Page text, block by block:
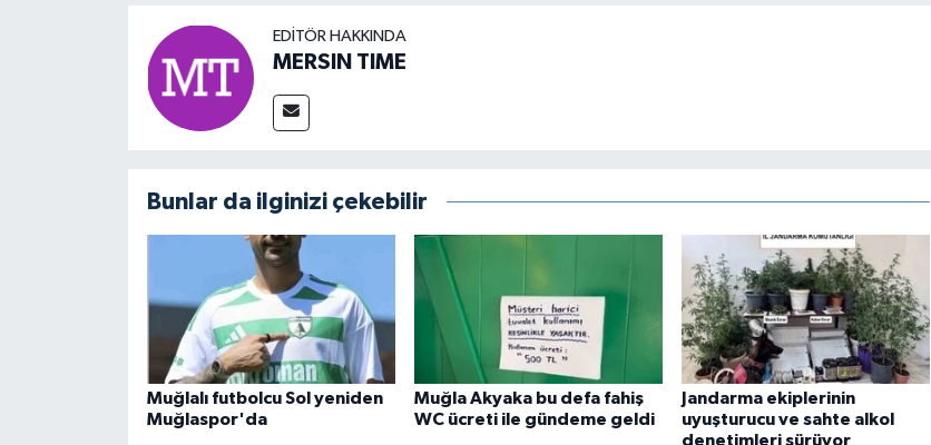
EDITÖR HAKKINDA
MERSIN TIME
Bunlar da ilginizi çekebilir
Muğlalı futbolcu Sol yeniden
Muğlaspor'da
Muğla Akyaka bu defa fahiş
WC ücreti ile gündeme geldi
Jandarma ekiplerinin
uyuşturucu ve sahte alkol
denetimleri sürüyor